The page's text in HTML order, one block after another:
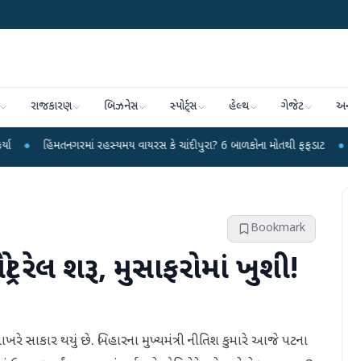
રાજકારણ બિઝનેસ સ્પોર્ટ્સ હેલ્થ ગેજેટ
રહસ્યમય વાયરસ કે ચાંદીપુરા? 6 બાળકોના મોતથી ફફડાટ ● હવામાન
Bookmark
રેલ શરૂ, મુસાફરોમાં ખુશી!
સાકાર થયું છે. બિહારના મુખ્યમંત્રી નીતિશ કુમારે આજે પટના